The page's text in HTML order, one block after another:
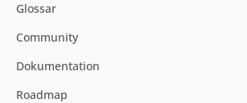
Glossar
Community
Dokumentation
Roadmap